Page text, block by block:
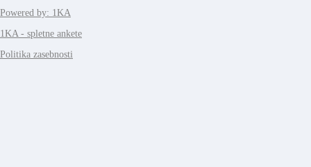
Powered by: 1KA
1KA - spletne ankete
Politika zasebnosti